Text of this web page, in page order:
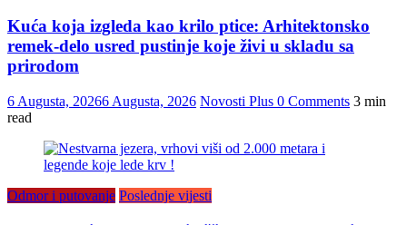
Kuća koja izgleda kao krilo ptice: Arhitektonsko
remek-delo usred pustinje koje živi u skladu sa
prirodom
6 Augusta, 20266 Augusta, 2026 Novosti Plus 0 Comments 3 min
read
Odmor i putovanje Poslednje vijesti